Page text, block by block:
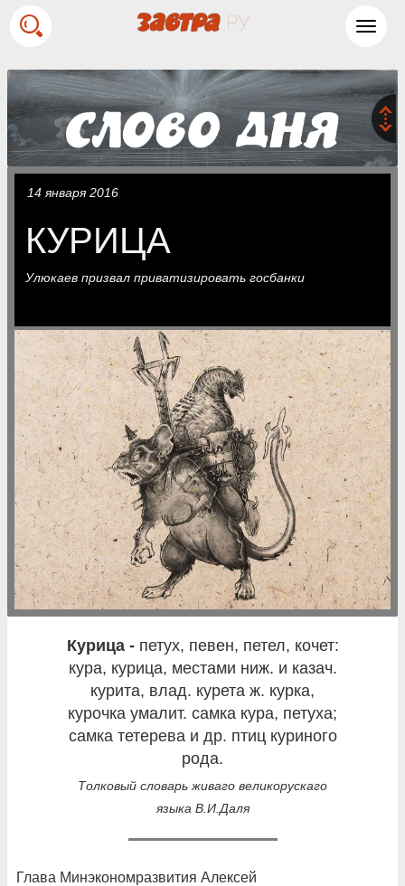
14 января 2016
КУРИЦА
Улюкаев призвал приватизировать госбанки
курица - петух, певен, петел, кочет:
кура, курица, местами ниж. и казач.
курита, влад. курета ж. курка,
курочка умалит. самка кура, петуха;
самка тетерева и др. птиц куриного
рода.
Толковый словарь живаго великорускаго
языка В.И.Даля
Глава Минэкономразвития Алексей